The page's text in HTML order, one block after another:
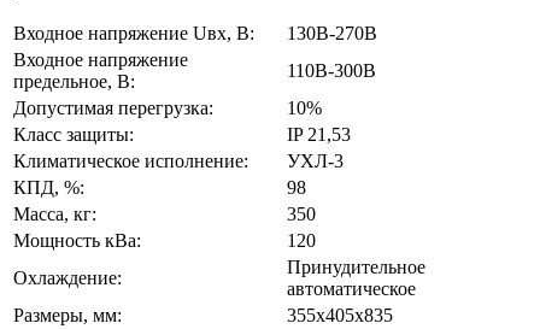
Входное напряжение Uвх, В:
130В-270В
Входное напряжение
предельное, В:
110В-300В
Допустимая перегрузка:
10%
Класс защиты:
IP 21,53
Климатическое исполнение:
УХЛ-3
КПД, %:
98
Масса, кг:
350
Мощность кВа:
120
Охлаждение:
Принудительное
автоматическое
Размеры, мм:
355х405х835